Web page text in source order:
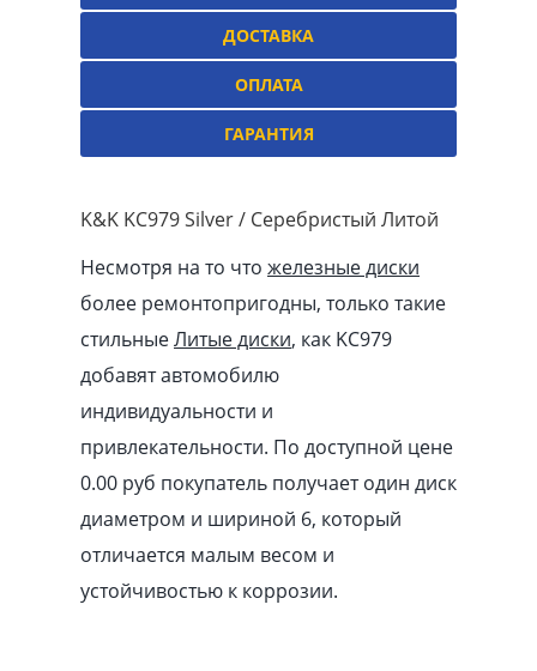
ДОСТАВКА
ОПЛАТА
ГАРАНТИЯ
K&K KC979 Silver / Серебристый Литой
Несмотря на то что железные диски
более ремонтопригодны, только такие
стильныеЛитые диски, как KC979
добавят автомобилю
индивидуальности и
привлекательности. По доступной цене
0.00 pуб покупатель получает один диск
диаметром и шириной 6, который
отличается малым весом и
устойчивостью к коррозии.